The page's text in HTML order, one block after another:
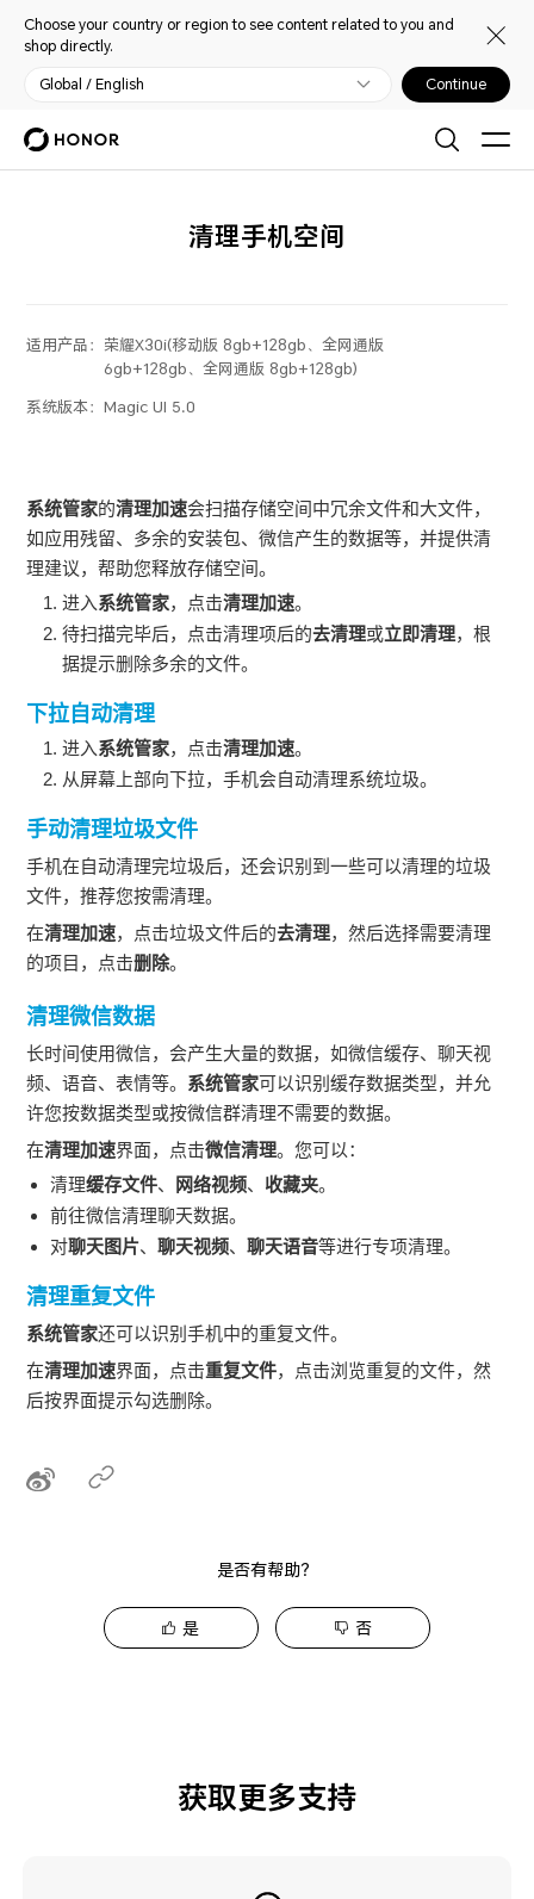
Choose your country or region to see content related to you and
shop directly.
Global / English Continue
清理手机空间
适用产品： 荣耀X30i(移动版 8gb+128gb、全网通版
6gb+128gb、全网通版 8gb+128gb)
系统版本：Magic UI 5.0
系统管家的清理加速会扫描存储空间中冗余文件和大文件，
如应用残留、多余的安装包、微信产生的数据等，并提供清
理建议，帮助您释放存储空间。
进入系统管家，点击清理加速。
待扫描完毕后，点击清理项后的去清理或立即清理，根
据提示删除多余的文件。
下拉自动清理
进入系统管家，点击清理加速。
从屏幕上部向下拉，手机会自动清理系统垃圾。
手动清理垃圾文件
手机在自动清理完垃圾后，还会识别到一些可以清理的垃圾
文件，推荐您按需清理。
在清理加速，点击垃圾文件后的去清理，然后选择需要清理
的项目，点击删除。
清理微信数据
长时间使用微信，会产生大量的数据，如微信缓存、聊天视
频、语音、表情等。 系统管家可以识别缓存数据类型，并允
许您按数据类型或按微信群清理不需要的数据。
在清理加速界面，点击微信清理。您可以：
清理缓存文件、 网络视频、 收藏夹。
前往微信清理聊天数据。
对聊天图片、聊天视频、聊天语音等进行专项清理。
清理重复文件
系统管家还可以识别手机中的重复文件。
在清理加速界面，点击重复文件，点击浏览重复的文件，然
后按界面提示勾选删除。
是否有帮助？
是 否
获取更多支持